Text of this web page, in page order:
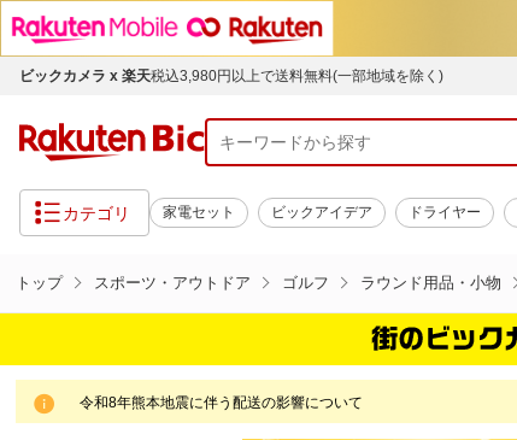
ビックカメラ x 楽天税込3,980円以上で送料無料(一部地域を除く)
カテゴリ 家電セット ビックアイデア ドライヤー
トップ スポーツ・アウトドア ゴルフ ラウンド用品・小物
令和8年熊本地震に伴う配送の影響について